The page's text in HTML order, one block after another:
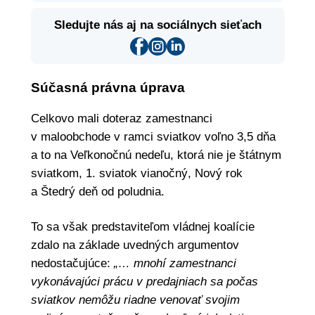
Sledujte nás aj na sociálnych sieťach
Súčasná právna úprava
Celkovo mali doteraz zamestnanci
v maloobchode v ramci sviatkov voľno 3,5 dňa
a to na Veľkonočnú nedeľu, ktorá nie je štátnym
sviatkom, 1. sviatok vianočný, Nový rok
a Štedrý deň od poludnia.
To sa však predstaviteľom vládnej koalície
zdalo na základe uvedných argumentov
nedostačujúce: „… mnohí zamestnanci
vykonávajúci prácu v predajniach sa počas
sviatkov nemôžu riadne venovať svojim